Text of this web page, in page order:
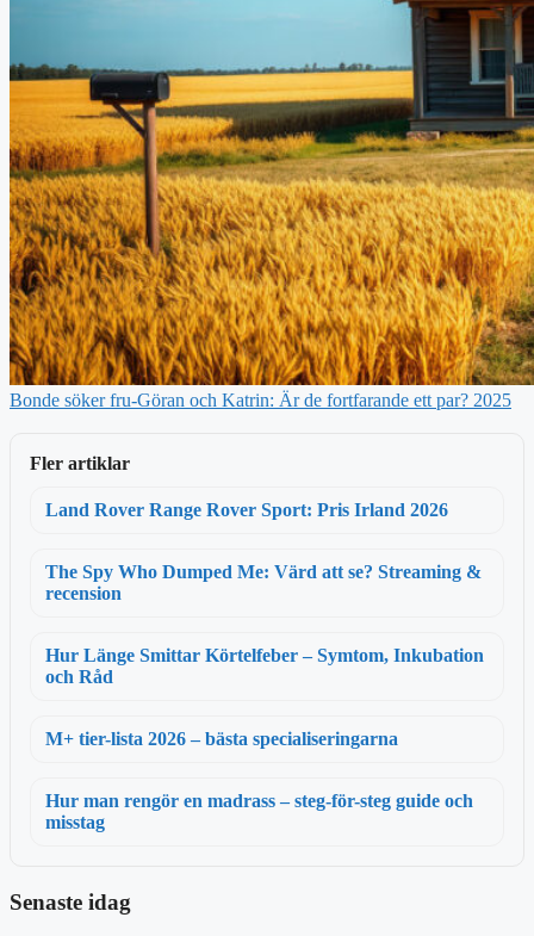
Bonde söker fru-Göran och Katrin: Är de fortfarande ett par? 2025
Fler artiklar
Land Rover Range Rover Sport: Pris Irland 2026
The Spy Who Dumped Me: Värd att se? Streaming &
recension
Hur Länge Smittar Körtelfeber – Symtom, Inkubation
och Råd
M+ tier-lista 2026 – bästa specialiseringarna
Hur man rengör en madrass – steg-för-steg guide och
misstag
Senaste idag